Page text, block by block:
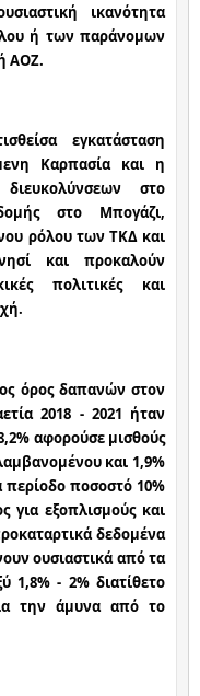
ικανότητα
ή των παράνομων
ΑΟΖ.
εγκατάσταση
Καρπασία και η
στο
στο Μπογάζι,
ρόλου των ΤΚΔ και
και προκαλούν
πολιτικές και
όρος δαπανών στον
2018 - 2021 ήταν
αφορούσε μισθούς
και 1,9%
περίοδο ποσοστό 10%
για εξοπλισμούς και
δεδομένα
ουσιαστικά από τα
1,8% - 2% διατίθετο
την άμυνα από το